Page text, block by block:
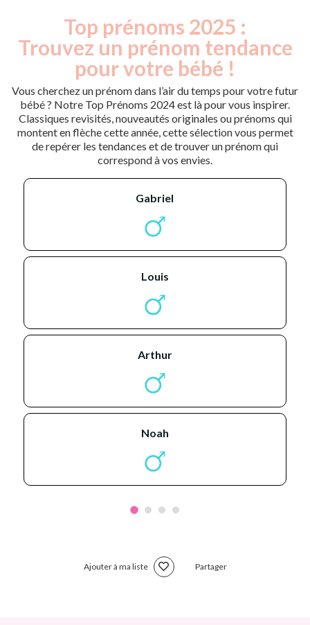
Top prénoms 2025 :
Trouvez un prénom tendance
pour votre bébé !
Vous cherchez un prénom dans l’air du temps pour votre futur
bébé ? Notre Top Prénoms 2024 est là pour vous inspirer.
Classiques revisités, nouveautés originales ou prénoms qui
montent en flèche cette année, cette sélection vous permet
de repérer les tendances et de trouver un prénom qui
correspond à vos envies.
gabriel
louis
arthur
noah
Ajouter à ma liste Partager